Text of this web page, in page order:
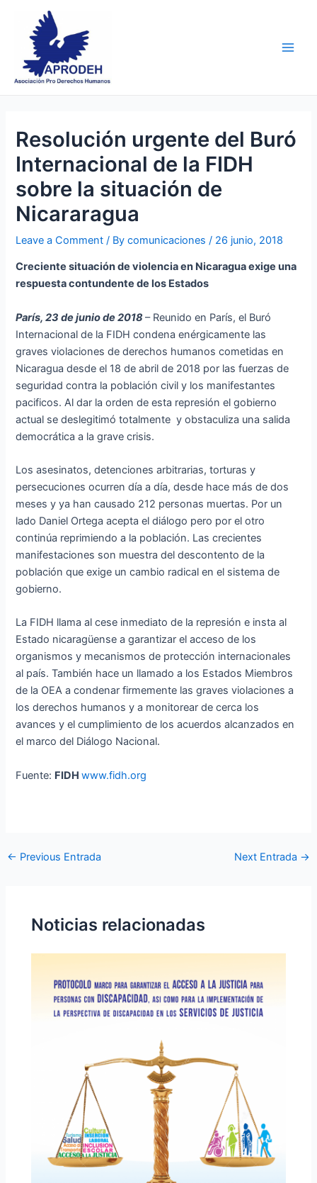
content
Resolución urgente del Buró
Internacional de la FIDH
sobre la situación de
Nicararagua
Leave a Comment / Bycomunicaciones/ 26 junio, 2018
Creciente situación de violencia en Nicaragua exige una
respuesta contundente de los Estados
París, 23 de junio de 2018– Reunido en París, el Buró
Internacional de la FIDH condena enérgicamente las
graves violaciones de derechos humanos cometidas en
Nicaragua desde el 18 de abril de 2018 por las fuerzas de
seguridad contra la población civil y los manifestantes
pacificos. Al dar la orden de esta represión el gobierno
actual se deslegitimó totalmente y obstaculiza una salida
democrática a la grave crisis.
Los asesinatos, detenciones arbitrarias, torturas y
persecuciones ocurren día a día, desde hace más de dos
meses y ya han causado 212 personas muertas. Por un
lado Daniel Ortega acepta el diálogo pero por el otro
continúa reprimiendo a la población. Las crecientes
manifestaciones son muestra del descontento de la
población que exige un cambio radical en el sistema de
gobierno.
La FIDH llama al cese inmediato de la represión e insta al
Estado nicaragüense a garantizar el acceso de los
organismos y mecanismos de protección internacionales
al país. También hace un llamado a los Estados Miembros
de la OEA a condenar firmemente las graves violaciones a
los derechos humanos y a monitorear de cerca los
avances y el cumplimiento de los acuerdos alcanzados en
el marco del Diálogo Nacional.
Fuente: FIDHwww.fidh.org
navigation
← Previous Entrada Next Entrada →
Noticias relacionadas